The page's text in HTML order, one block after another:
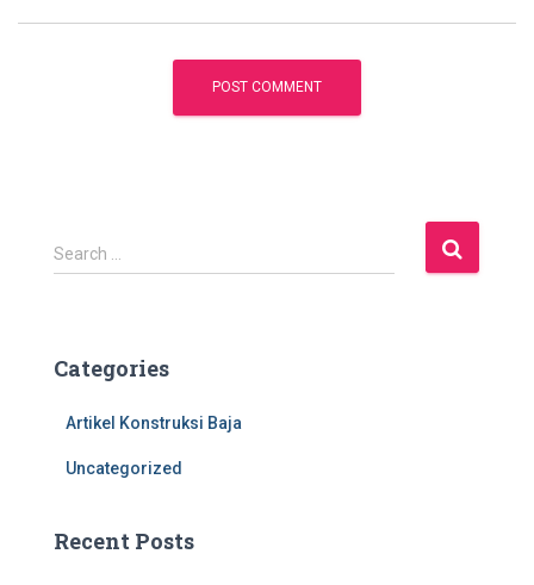
S
e
h
Search …
Categories
Artikel Konstruksi Baja
Uncategorized
Recent Posts